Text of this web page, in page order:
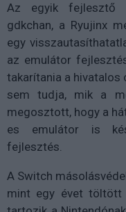
Az egyik fejlesztő
gdkchan, a Ryujinx
egy
az emulátor
takarítania a hivatalos
sem tudja, mik a
megosztott, hogy a
es emulátor is
fejlesztés.
A Switch
mint egy évet töltött